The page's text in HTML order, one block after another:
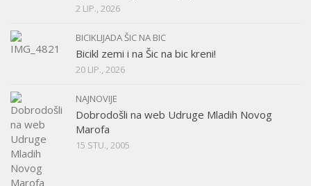
2 LIP., 2026
BICIKLIJADA ŠIC NA BIC
Bicikl zemi i na Šic na bic kreni!
20 LIP., 2026
NAJNOVIJE
Dobrodošli na web Udruge Mladih Novog
Marofa
15 STU., 2005